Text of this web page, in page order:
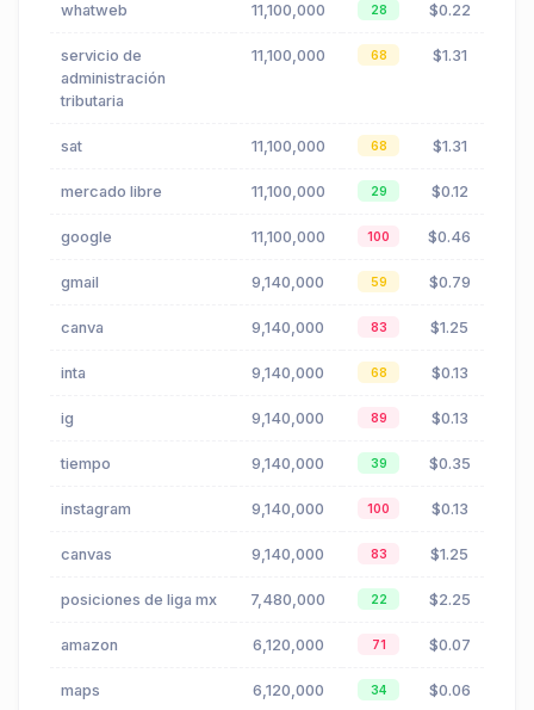
whatweb 11,100,000 28 $0.22
servicio de
administración
tributaria
11,100,000 68 $1.31
sat 11,100,000 68 $1.31
mercado libre 11,100,000 29 $0.12
google 11,100,000 100 $0.46
gmail 9,140,000 59 $0.79
canva 9,140,000 83 $1.25
inta 9,140,000 68 $0.13
ig 9,140,000 89 $0.13
tiempo 9,140,000 39 $0.35
instagram 9,140,000 100 $0.13
canvas 9,140,000 83 $1.25
posiciones de liga mx 7,480,000 22 $2.25
amazon 6,120,000 71 $0.07
maps 6,120,000 34 $0.06